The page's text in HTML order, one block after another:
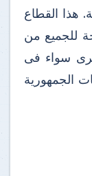
هذا القطاع
للجميع من
سواء فى
الجمهورية